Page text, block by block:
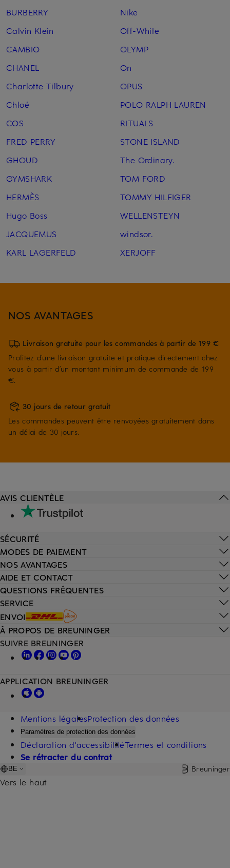
BURBERRY
Calvin Klein
CAMBIO
CHANEL
Charlotte Tilbury
Chloé
COS
FRED PERRY
GHOUD
GYMSHARK
HERMÈS
Hugo Boss
JACQUEMUS
KARL LAGERFELD
Nike
Off-White
OLYMP
On
OPUS
POLO RALPH LAUREN
RITUALS
STONE ISLAND
The Ordinary.
TOM FORD
TOMMY HILFIGER
WELLENSTEYN
windsor.
XERJOFF
NOS AVANTAGES
Livraison gratuite pour les commandes à partir de 199 €
Profitez d’une livraison gratuite et pratique directement chez
vous à partir d’un montant minimum de commande de 199
€.
30 jours de retour gratuit
Les commandes peuvent être renvoyées gratuitement dans
un délai de 30 jours.
AIDE ET CONTACT
QUESTIONS FRÉQUENTES
SERVICE
ENVOI
AVIS CLIENTÈLE
SÉCURITÉ
MODES DE PAIEMENT
NOS AVANTAGES
À PROPOS DE BREUNINGER
SUIVRE BREUNINGER
APPLICATION BREUNINGER
Mentions légalesProtection des données
Paramètres de protection des données
Déclaration d'accessibilitéTermes et conditions
Se rétracter du contrat
BE Breuninger
Vers le haut